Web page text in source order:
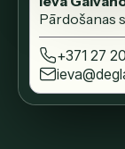
Pārdošanas
+371 27